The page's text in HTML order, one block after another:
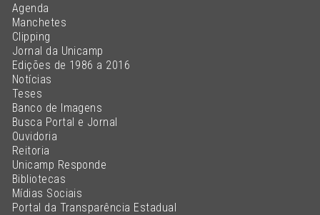
Agenda
Manchetes
Clipping
Jornal da Unicamp
Edições de 1986 a 2016
Notícias
Teses
Banco de Imagens
Busca Portal e Jornal
Ouvidoria
Reitoria
Unicamp Responde
Bibliotecas
Mídias Sociais
Portal da Transparência Estadual